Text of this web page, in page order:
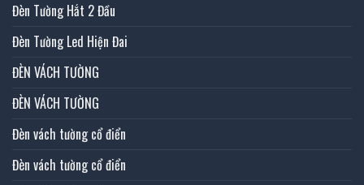
Đèn Tường Hắt 2 Đầu
Đèn Tường Led Hiện Đai
ĐÈN VÁCH TƯỜNG
ĐÈN VÁCH TƯỜNG
Đèn vách tường cổ điển
Đèn vách tường cổ điển